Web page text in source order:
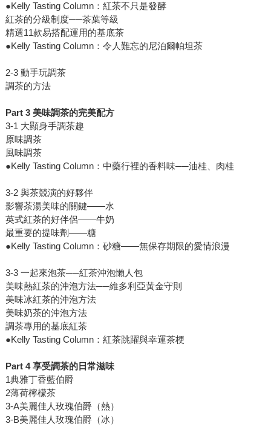
●Kelly Tasting Column：紅茶不只是發酵
紅茶的分級制度──茶葉等級
精選11款易搭配運用的基底茶
●Kelly Tasting Column：令人難忘的尼泊爾帕坦茶
2-3 動手玩調茶
調茶的方法
Part 3 美味調茶的完美配方
3-1 大顯身手調茶趣
原味調茶
風味調茶
●Kelly Tasting Column：中藥行裡的香料味──油桂、肉桂
3-2 與茶競演的好夥伴
影響茶湯美味的關鍵——水
英式紅茶的好伴侶——牛奶
最重要的提味劑——糖
●Kelly Tasting Column：砂糖——無保存期限的愛情浪漫
3-3 一起來泡茶──紅茶沖泡懶人包
美味熱紅茶的沖泡方法──維多利亞黃金守則
美味冰紅茶的沖泡方法
美味奶茶的沖泡方法
調茶專用的基底紅茶
●Kelly Tasting Column：紅茶跳躍與幸運茶梗
Part 4享受調茶的日常滋味
1典雅丁香藍伯爵
2薄荷檸檬茶
3-A美麗佳人玫瑰伯爵（熱）
3-B美麗佳人玫瑰伯爵（冰）